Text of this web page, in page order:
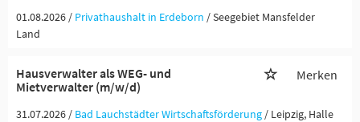
01.08.2026 / Privathaushalt in Erdeborn / Seegebiet Mansfelder
Land
Hausverwalter als WEG- und
Mietverwalter (m/w/d)
Merken
31.07.2026 / Bad Lauchstädter Wirtschaftsförderung / Leipzig, Halle